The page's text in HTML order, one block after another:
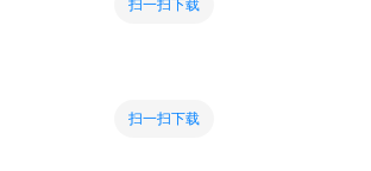
扫一扫下载
扫一扫下载